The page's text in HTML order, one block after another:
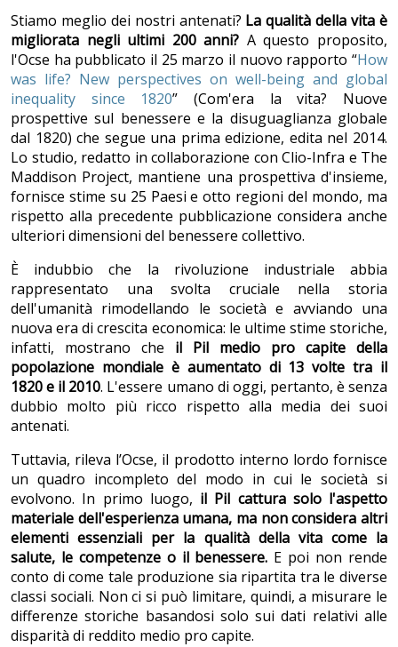
Stiamo meglio dei nostri antenati? La qualità della vita è
migliorata negli ultimi 200 anni? A questo proposito,
l'Ocse ha pubblicato il 25 marzo il nuovo rapporto “How
was life? New perspectives on well-being and global
inequality since 1820” (Com'era la vita? Nuove
prospettive sul benessere e la disuguaglianza globale
dal 1820) che segue una prima edizione, edita nel 2014.
Lo studio, redatto in collaborazione con Clio-Infra e The
Maddison Project, mantiene una prospettiva d'insieme,
fornisce stime su 25 Paesi e otto regioni del mondo, ma
rispetto alla precedente pubblicazione considera anche
ulteriori dimensioni del benessere collettivo.
È indubbio che la rivoluzione industriale abbia
rappresentato una svolta cruciale nella storia
dell'umanità rimodellando le società e avviando una
nuova era di crescita economica: le ultime stime storiche,
infatti, mostrano che il Pil medio pro capite della
popolazione mondiale è aumentato di 13 volte tra il
1820 e il 2010. L'essere umano di oggi, pertanto, è senza
dubbio molto più ricco rispetto alla media dei suoi
antenati.
Tuttavia, rileva l’Ocse, il prodotto interno lordo fornisce
un quadro incompleto del modo in cui le società si
evolvono. In primo luogo, il Pil cattura solo l'aspetto
materiale dell'esperienza umana, ma non considera altri
elementi essenziali per la qualità della vita come la
salute, le competenze o il benessere. E poi non rende
conto di come tale produzione sia ripartita tra le diverse
classi sociali. Non ci si può limitare, quindi, a misurare le
differenze storiche basandosi solo sui dati relativi alle
disparità di reddito medio pro capite.